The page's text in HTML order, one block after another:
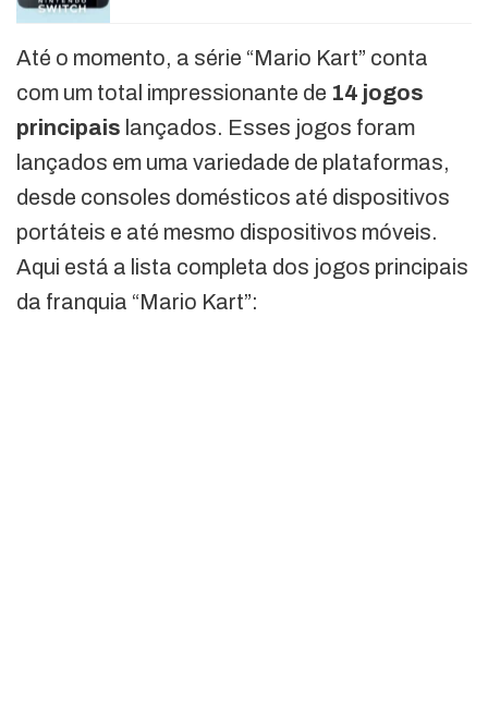
Até o momento, a série “Mario Kart” conta
com um total impressionante de 14 jogos
principais lançados. Esses jogos foram
lançados em uma variedade de plataformas,
desde consoles domésticos até dispositivos
portáteis e até mesmo dispositivos móveis.
Aqui está a lista completa dos jogos principais
da franquia “Mario Kart”: